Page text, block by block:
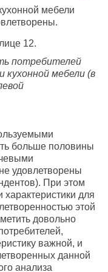
мебели
12.
потребителей
мебели (в
больше половины
удовлетворены
При этом
характеристики для
этой
довольно
важной, и
данной
анализа